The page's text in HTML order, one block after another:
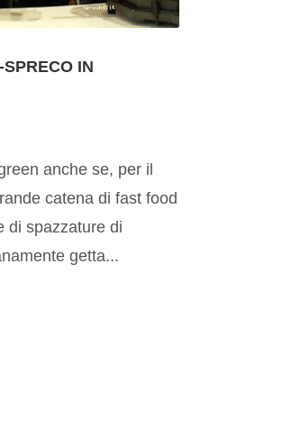
IN
anche se, per il
catena di fast food
di spazzature di
getta...